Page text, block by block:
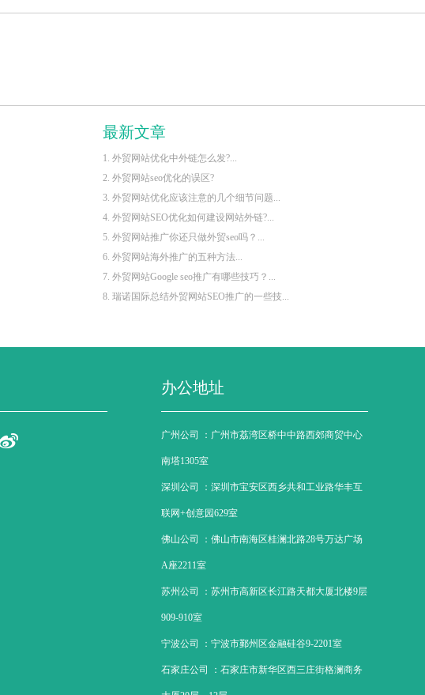
最新文章
1. 外贸网站优化中外链怎么发?...
2. 外贸网站seo优化的误区?
3. 外贸网站优化应该注意的几个细节问题...
4. 外贸网站SEO优化如何建设网站外链?...
5. 外贸网站推广你还只做外贸seo吗？...
6. 外贸网站海外推广的五种方法...
7. 外贸网站Google seo推广有哪些技巧？...
8. 瑞诺国际总结外贸网站SEO推广的一些技...
办公地址
广州公司 ： 广州市荔湾区桥中中路西郊商贸中心
南塔1305室
深圳公司 ： 深圳市宝安区西乡共和工业路华丰互
联网+创意园629室
佛山公司 ： 佛山市南海区桂澜北路28号万达广场
A座2211室
苏州公司 ： 苏州市高新区长江路天都大厦北楼9层
909-910室
宁波公司 ： 宁波市鄞州区金融硅谷9-2201室
石家庄公司 ： 石家庄市新华区西三庄街格澜商务